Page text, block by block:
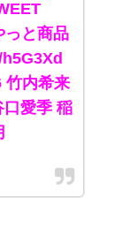
っと商品
竹内希来
口愛季 稲